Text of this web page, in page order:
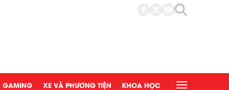
GAMING XE VÀ PHƯƠNG TIỆN KHOA HỌC